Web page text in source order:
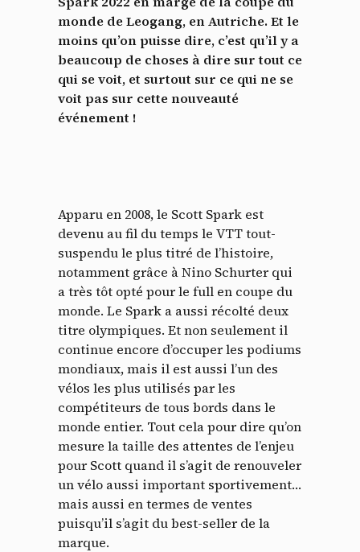
monde de Leogang, en Autriche. Et le
moins qu’on puisse dire, c’est qu’il y a
beaucoup de choses à dire sur tout ce
qui se voit, et surtout sur ce qui ne se
voit pas sur cette nouveauté
événement !
Apparu en 2008, le Scott Spark est
devenu au fil du temps le VTT tout-
suspendu le plus titré de l’histoire,
notamment grâce à Nino Schurter qui
a très tôt opté pour le full en coupe du
monde. Le Spark a aussi récolté deux
titre olympiques. Et non seulement il
continue encore d’occuper les podiums
mondiaux, mais il est aussi l’un des
vélos les plus utilisés par les
compétiteurs de tous bords dans le
monde entier. Tout cela pour dire qu’on
mesure la taille des attentes de l’enjeu
pour Scott quand il s’agit de renouveler
un vélo aussi important sportivement…
mais aussi en termes de ventes
puisqu’il s’agit du best-seller de la
marque.